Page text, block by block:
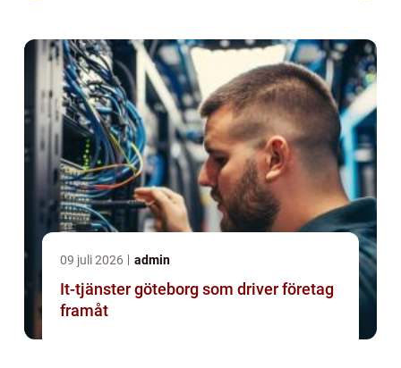
09 juli 2026 admin
It-tjänster göteborg som driver företag
framåt